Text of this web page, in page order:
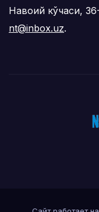
Навоий кўчаси,
nt@inbox.uz.